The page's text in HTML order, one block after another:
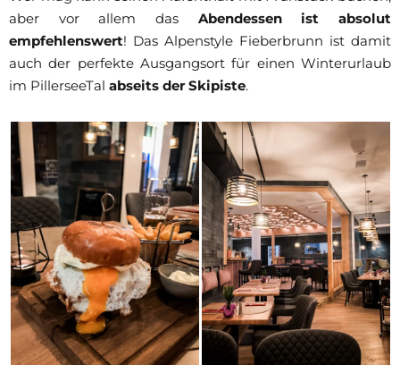
aber vor allem das Abendessen ist absolut
empfehlenswert! Das Alpenstyle Fieberbrunn ist damit
auch der perfekte Ausgangsort für einen Winterurlaub
im PillerseeTal abseits der Skipiste.